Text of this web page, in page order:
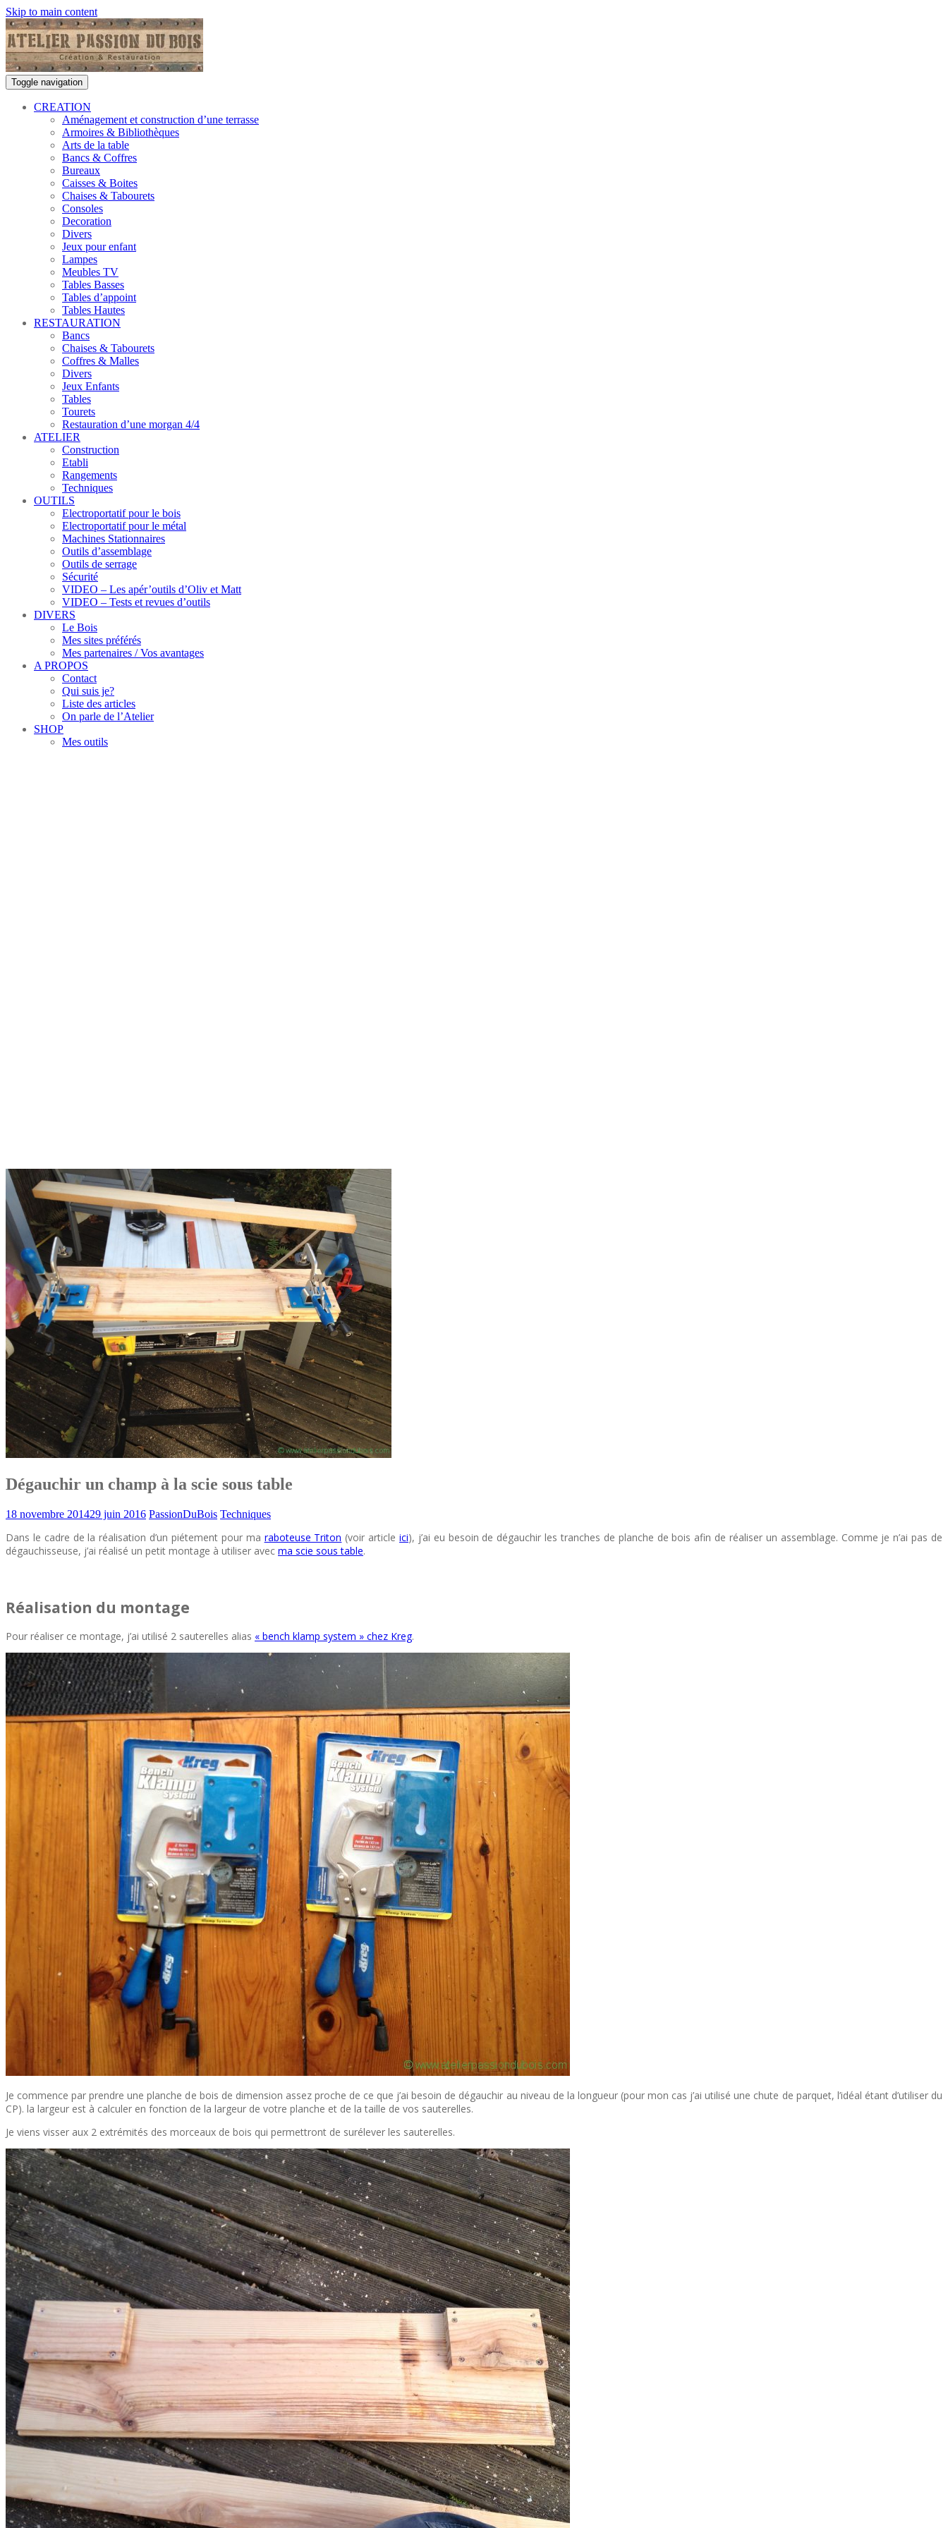
Skip to main content
Toggle navigation
CREATION
Aménagement et construction d’une terrasse
Armoires & Bibliothèques
Arts de la table
Bancs & Coffres
Bureaux
Caisses & Boites
Chaises & Tabourets
Consoles
Decoration
Divers
Jeux pour enfant
Lampes
Meubles TV
Tables Basses
Tables d’appoint
Tables Hautes
RESTAURATION
Bancs
Chaises & Tabourets
Coffres & Malles
Divers
Jeux Enfants
Tables
Tourets
Restauration d’une morgan 4/4
ATELIER
Construction
Etabli
Rangements
Techniques
OUTILS
Electroportatif pour le bois
Electroportatif pour le métal
Machines Stationnaires
Outils d’assemblage
Outils de serrage
Sécurité
VIDEO – Les apér’outils d’Oliv et Matt
VIDEO – Tests et revues d’outils
DIVERS
Le Bois
Mes sites préférés
Mes partenaires / Vos avantages
A PROPOS
Contact
Qui suis je?
Liste des articles
On parle de l’Atelier
SHOP
Mes outils
Dégauchir un champ à la scie sous table
18 novembre 201429 juin 2016 PassionDuBois Techniques
Dans le cadre de la réalisation d’un piétement pour ma raboteuse Triton (voir articleici), j’ai eu besoin de dégauchir les tranches de planche de bois afin de réaliser un assemblage. Comme je n’ai pas de
dégauchisseuse, j’ai réalisé un petit montage à utiliser avec ma scie sous table.
Réalisation du montage
Pour réaliser ce montage, j’ai utilisé 2 sauterelles alias « bench klamp system » chez Kreg.
Je commence par prendre une planche de bois de dimension assez proche de ce que j’ai besoin de dégauchir au niveau de la longueur (pour mon cas j’ai utilisé une chute de parquet, l’idéal étant d’utiliser du
CP). la largeur est à calculer en fonction de la largeur de votre planche et de la taille de vos sauterelles.
Je viens visser aux 2 extrémités des morceaux de bois qui permettront de surélever les sauterelles.